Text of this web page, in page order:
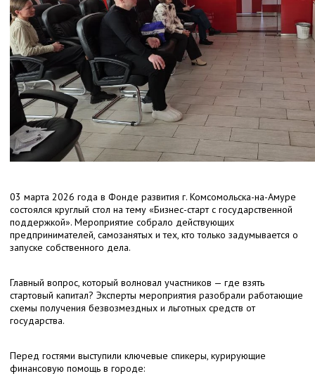
03 марта 2026 года в Фонде развития г. Комсомольска-на-Амуре
состоялся круглый стол на тему «Бизнес-старт с государственной
поддержкой». Мероприятие собрало действующих
предпринимателей, самозанятых и тех, кто только задумывается о
запуске собственного дела.
Главный вопрос, который волновал участников — где взять
стартовый капитал? Эксперты мероприятия разобрали работающие
схемы получения безвозмездных и льготных средств от
государства.
Перед гостями выступили ключевые спикеры, курирующие
финансовую помощь в городе: